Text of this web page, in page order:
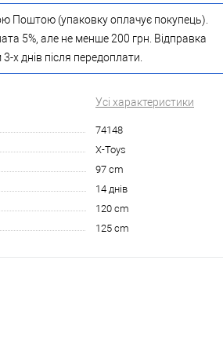
Поштою (упаковку оплачує покупець).
5%, але не менше 200 грн. Відправка
х днів після передоплати.
Усі характеристики
74148
X-Toys
97 cm
14 днів
120 cm
125 cm